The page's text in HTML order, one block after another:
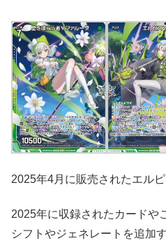
2025年4月に販売されたエル
2025年に収録されたカードや
シフトやジェネレートを追加